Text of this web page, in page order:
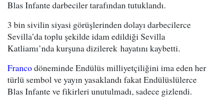
Blas Infante darbeciler tarafından tutuklandı.
3 bin sivilin siyasi görüşlerinden dolayı darbecilerce
Sevilla’da toplu şekilde idam edildiği Sevilla
Katliamı’nda kurşuna dizilerek hayatını kaybetti.
Francodöneminde Endülüs milliyetçiliğini ima eden her
türlü sembol ve yayın yasaklandı fakat Endülüslülerce
Blas Infante ve fikirleri unutulmadı, sadece gizlendi.